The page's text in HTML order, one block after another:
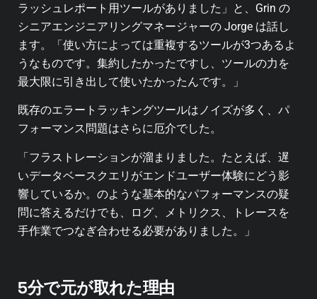
ラッシュレポート用ツールがありました」と、Grin の
シニアエンジニアリングマネージャーの Jorge は話し
ます。「使い方によっては重複するツールが3つあるよ
うなものです。集約したかったですし、ツールの力を
最大限に引き出して使いたかったんです。」
既存のエラートラッキングツールはノイズが多く、パ
フォーマンス問題はさらに厄介でした。
「フラストレーションが溜まりました。たとえば、遅
いデータベースクエリがエンドユーザー体験にどう影
響しているか。のような基本的なパフォーマンスの疑
問に答えるだけでも、ログ、メトリクス、トレースを
手作業でつなぎ合わせる必要がありました。」
5分で元が取れた理由